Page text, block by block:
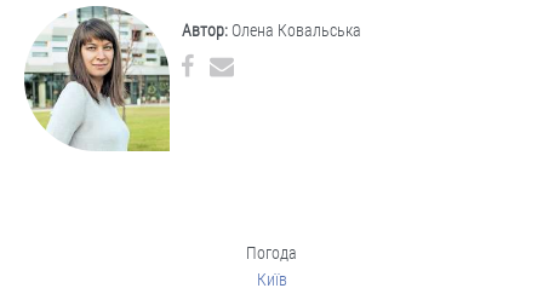
Автор: Олена Ковальська
Погода
Київ